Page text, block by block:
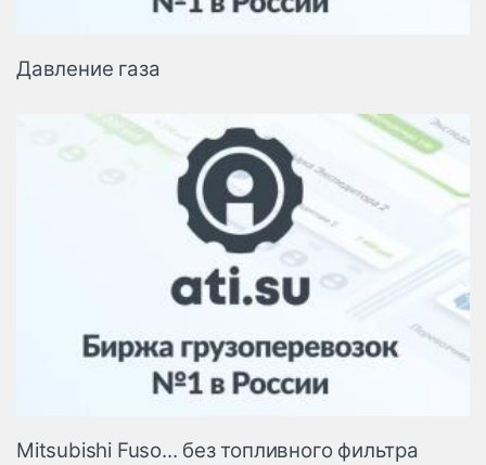
Давление газа
Mitsubishi Fuso... без топливного фильтра